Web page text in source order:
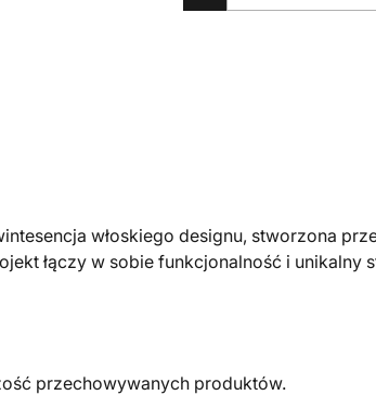
włoskiego designu, stworzona
łączy w sobie funkcjonalność i unikalny
przechowywanych produktów.